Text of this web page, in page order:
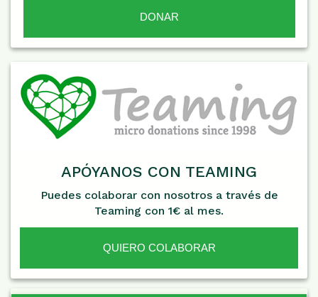
APÓYANOS CON TEAMING
Puedes colaborar con nosotros a través de
Teaming con 1€ al mes.
QUIERO COLABORAR